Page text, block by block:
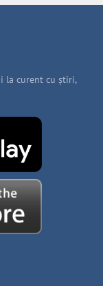
la curent cu știri,